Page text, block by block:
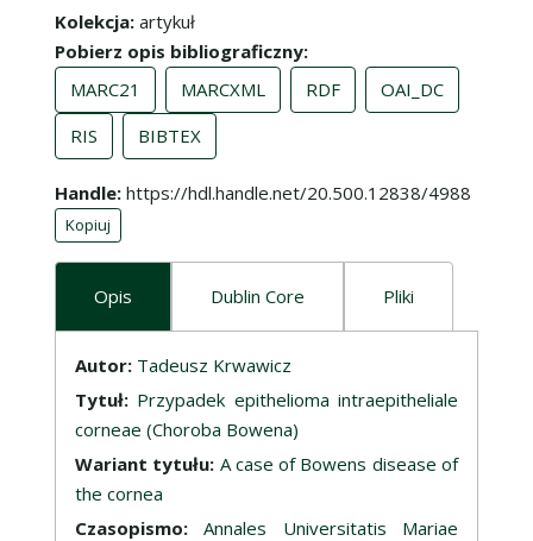
Kolekcja artykuł
Pobierz opis bibliograficzny
MARC21
MARCXML RDF
OAI_DC
RIS
BIBTEX
Handle https://hdl.handle.net/20.500.12838/4988
Kopiuj
Opis Dublin Core Pliki
Opis
Autor: Tadeusz Krwawicz
Tytuł: Przypadek epithelioma intraepitheliale
corneae (Choroba Bowena)
Wariant tytułu: A case of Bowens disease of
the cornea
Czasopismo:Annales Universitatis Mariae